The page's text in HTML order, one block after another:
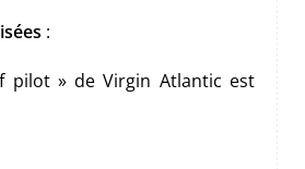
:
pilot » de Virgin Atlantic est